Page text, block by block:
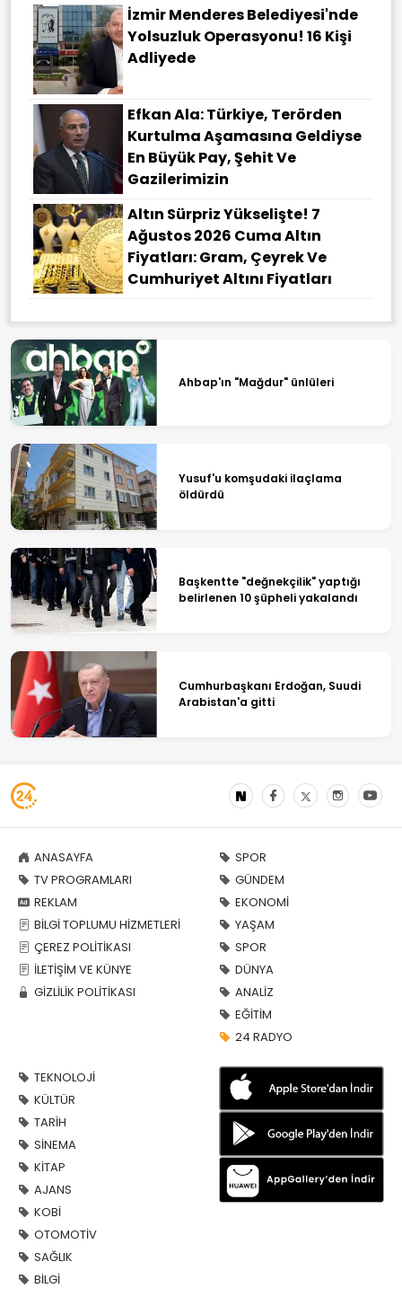
İzmir Menderes Belediyesi'nde
Yolsuzluk Operasyonu! 16 Kişi
Adliyede
Efkan Ala: Türkiye, Terörden
Kurtulma Aşamasına Geldiyse
En Büyük Pay, Şehit Ve
Gazilerimizin
Altın Sürpriz Yükselişte! 7
Ağustos 2026 Cuma Altın
Fiyatları: Gram, Çeyrek Ve
Cumhuriyet Altını Fiyatları
Ahbap'ın "Mağdur" ünlüleri
Yusuf'u komşudaki ilaçlama
öldürdü
Başkentte "değnekçilik" yaptığı
belirlenen 10 şüpheli yakalandı
Cumhurbaşkanı Erdoğan, Suudi
Arabistan'a gitti
ANASAYFA
TV PROGRAMLARI
REKLAM
BİLGİ TOPLUMU HİZMETLERİ
ÇEREZ POLİTİKASI
İLETİŞİM VE KÜNYE
GİZLİLİK POLİTİKASI
SPOR
GÜNDEM
EKONOMİ
YAŞAM
SPOR
DÜNYA
ANALİZ
EĞİTİM
24 RADYO
TEKNOLOJİ
KÜLTÜR
TARİH
SİNEMA
KİTAP
AJANS
KOBİ
OTOMOTİV
SAĞLIK
BİLGİ